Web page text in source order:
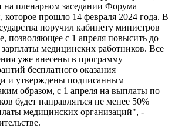
пленарном заседании Форума
которое прошло 14 февраля 2024 года. В
поручил кабинету министров
позволяющее с 1 апреля повысить до
медицинских работников. Все
уже внесены в программу
бесплатного оказания
и утверждены подписанным
образом, с 1 апреля на выплаты по
будет направляться не менее 50%
медицинских организаций", -